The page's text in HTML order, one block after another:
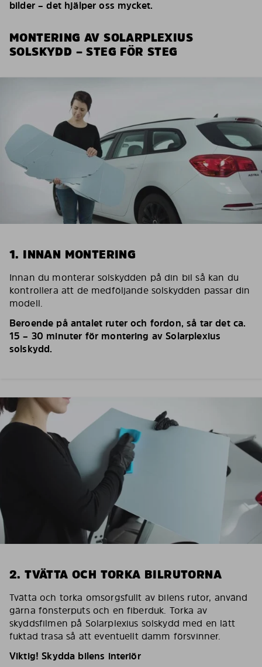
bilder – det hjälper oss mycket.
MONTERING AV SOLARPLEXIUS
SOLSKYDD – STEG FÖR STEG
1. INNAN MONTERING
Innan du monterar solskydden på din bil så kan du
kontrollera att de medföljande solskydden passar din
modell.
Beroende på antalet ruter och fordon, så tar det ca.
15 – 30 minuter för montering av Solarplexius
solskydd.
2. TVÄTTA OCH TORKA BILRUTORNA
Tvätta och torka omsorgsfullt av bilens rutor, använd
gärna fönsterputs och en fiberduk. Torka av
skyddsfilmen på Solarplexius solskydd med en lätt
fuktad trasa så att eventuellt damm försvinner.
Viktig! Skydda bilens interiör